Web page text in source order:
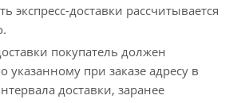
экспресс-доставки рассчитывается
покупатель должен
указанному при заказе адресу в
доставки, заранее